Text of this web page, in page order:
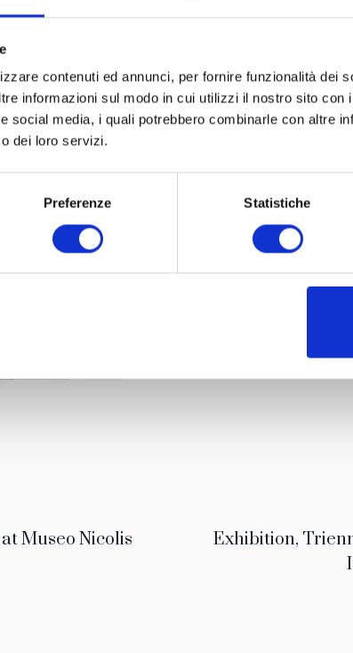
contenuti ed annunci, per fornire funzionalità dei
informazioni sul modo in cui utilizzi il nostro sito con
social media, i quali potrebbero combinarle con altre
dei loro servizi.
Preferenze Statistiche
dalla
culturali di rilevanza internazionale.
Museo Nicolis
Exhibition,